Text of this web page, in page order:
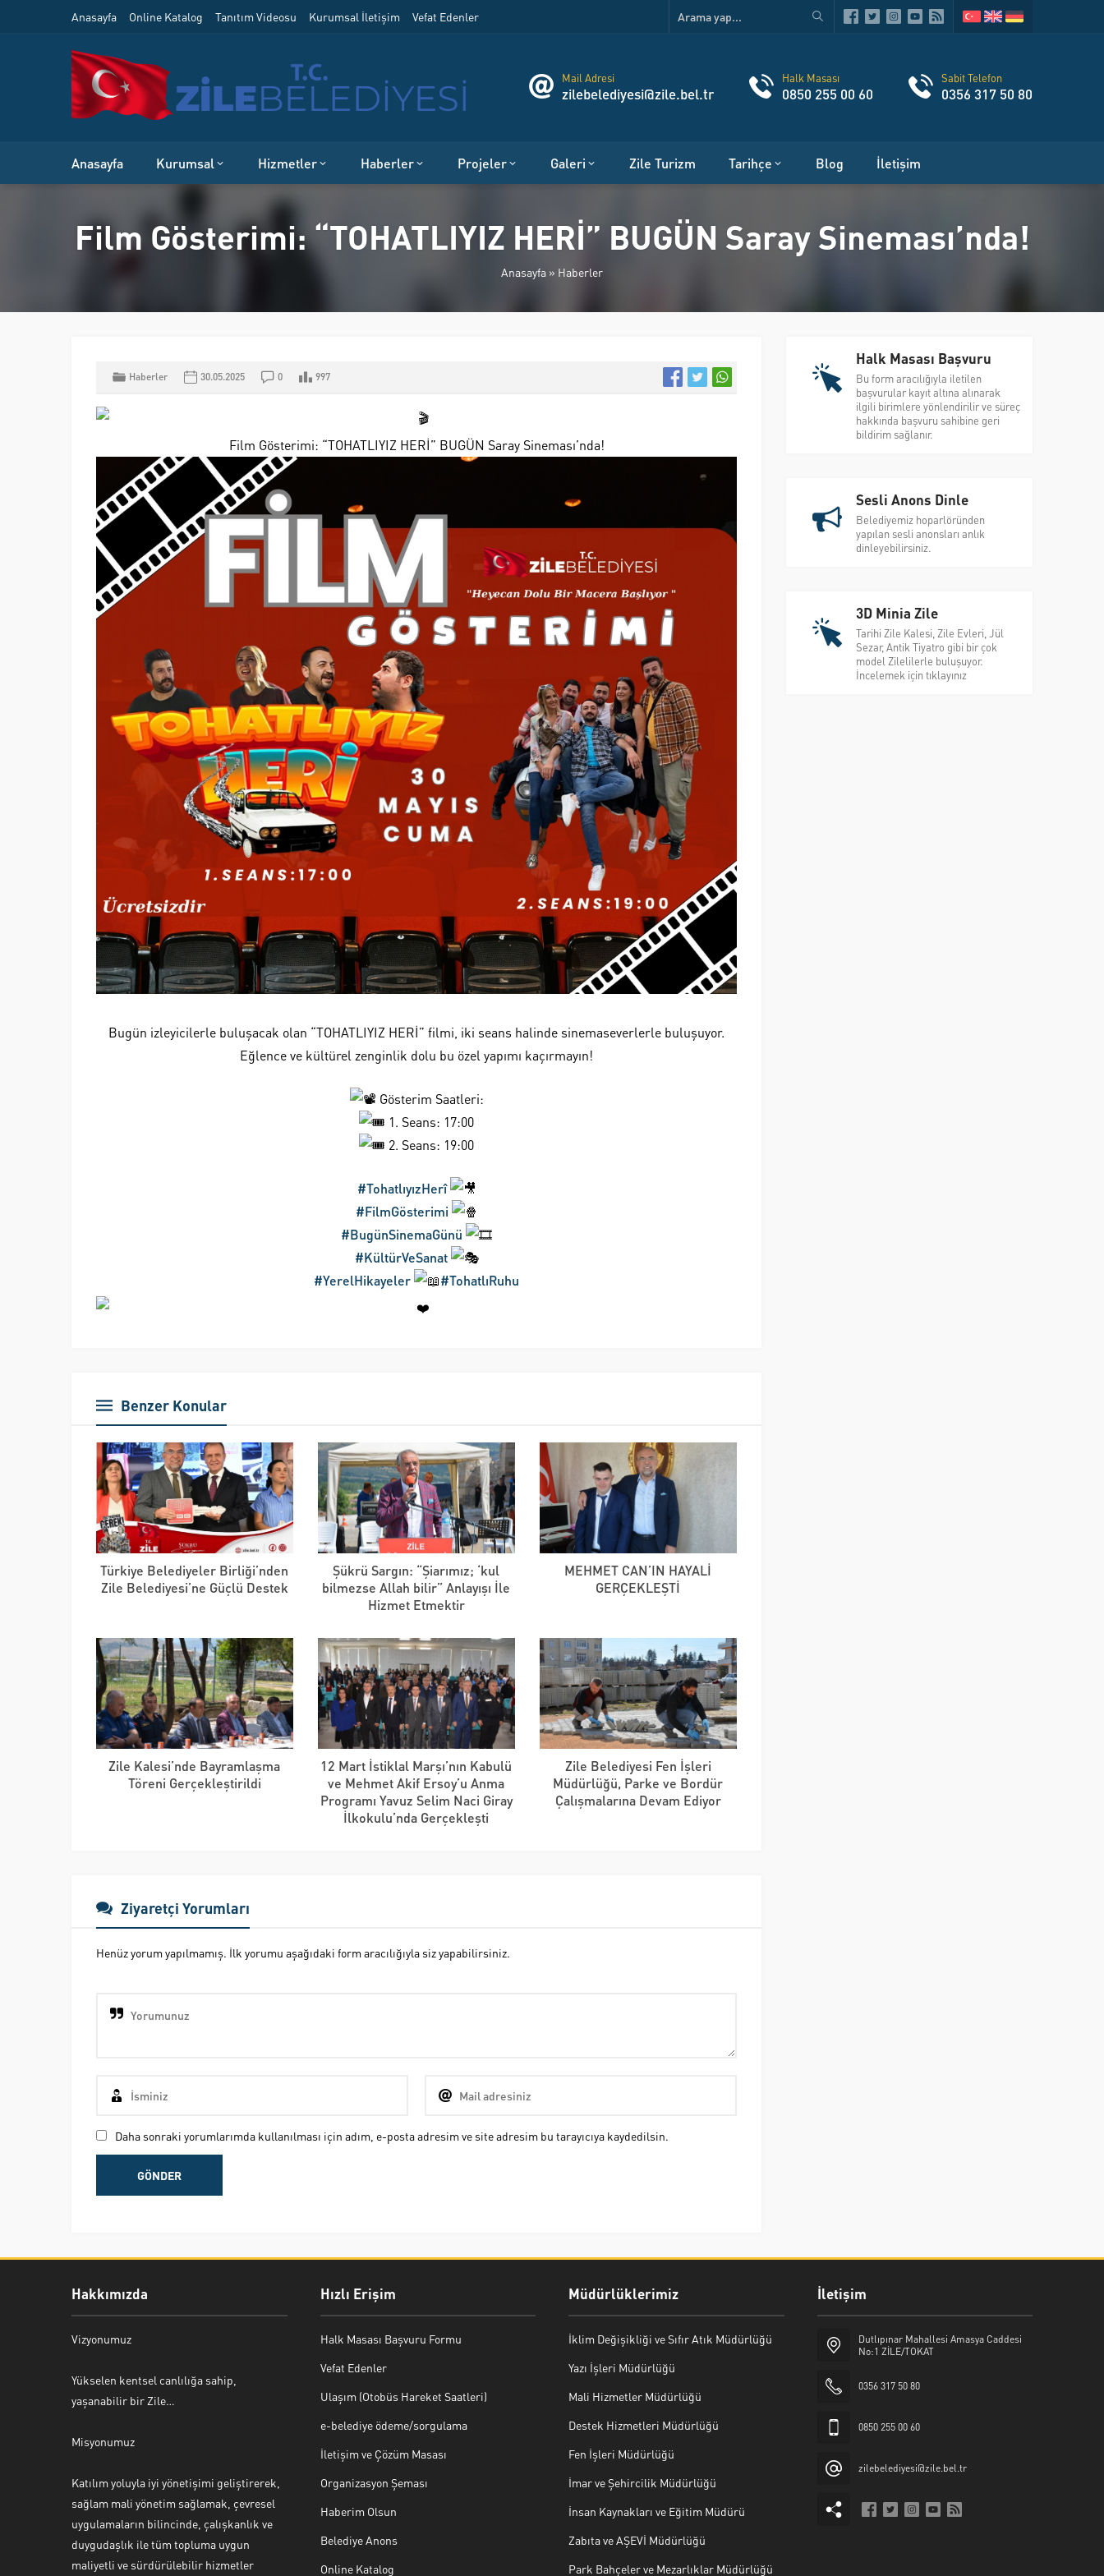
Anasayfa Online Katalog Tanıtım Videosu Kurumsal İletişim Vefat Edenler
Mail Adresi
zilebelediyesi@zile.bel.tr
Halk Masası
0850 255 00 60
Sabit Telefon
0356 317 50 80
Anasayfa Kurumsal Hizmetler Haberler Projeler Galeri Zile Turizm Tarihçe Blog İletişim
Film Gösterimi: “TOHATLIYIZ HERİ” BUGÜN Saray Sineması’nda!
Anasayfa » Haberler
Haberler 30.05.2025 0 997
Film Gösterimi: “TOHATLIYIZ HERİ” BUGÜN Saray Sineması’nda!
Bugün izleyicilerle buluşacak olan “TOHATLIYIZ HERİ” filmi, iki seans halinde sinemaseverlerle buluşuyor.
Eğlence ve kültürel zenginlik dolu bu özel yapımı kaçırmayın!
Gösterim Saatleri:
1. Seans: 17:00
2. Seans: 19:00
#TohatlıyızHerî
#FilmGösterimi
#BugünSinemaGünü
#KültürVeSanat
#YerelHikayeler
#TohatlıRuhu
Benzer Konular
Türkiye Belediyeler Birliği’nden
Zile Belediyesi’ne Güçlü Destek
Şükrü Sargın: “Şiarımız; ‘kul
bilmezse Allah bilir” Anlayışı İle
Hizmet Etmektir
MEHMET CAN’IN HAYALİ
GERÇEKLEŞTİ
Zile Kalesi’nde Bayramlaşma
Töreni Gerçekleştirildi
12 Mart İstiklal Marşı’nın Kabulü
ve Mehmet Akif Ersoy’u Anma
Programı Yavuz Selim Naci Giray
İlkokulu’nda Gerçekleşti
Zile Belediyesi Fen İşleri
Müdürlüğü, Parke ve Bordür
Çalışmalarına Devam Ediyor
Ziyaretçi Yorumları
Henüz yorum yapılmamış. İlk yorumu aşağıdaki form aracılığıyla siz yapabilirsiniz.
Daha sonraki yorumlarımda kullanılması için adım, e-posta adresim ve site adresim bu tarayıcıya kaydedilsin.
Halk Masası Başvuru
Bu form aracılığıyla iletilen
başvurular kayıt altına alınarak
ilgili birimlere yönlendirilir ve süreç
hakkında başvuru sahibine geri
bildirim sağlanır.
Sesli Anons Dinle
Belediyemiz hoparlöründen
yapılan sesli anonsları anlık
dinleyebilirsiniz.
3D Minia Zile
Tarihi Zile Kalesi, Zile Evleri, Jül
Sezar, Antik Tiyatro gibi bir çok
model Zilelilerle buluşuyor.
İncelemek için tıklayınız
Hakkımızda
Vizyonumuz
Yükselen kentsel canlılığa sahip,
yaşanabilir bir Zile…
Misyonumuz
Katılım yoluyla iyi yönetişimi geliştirerek,
sağlam mali yönetim sağlamak, çevresel
uygulamaların bilincinde, çalışkanlık ve
duygudaşlık ile tüm topluma uygun
maliyetli ve sürdürülebilir hizmetler
Hızlı Erişim
Halk Masası Başvuru Formu
Vefat Edenler
Ulaşım (Otobüs Hareket Saatleri)
e-belediye ödeme/sorgulama
İletişim ve Çözüm Masası
Organizasyon Şeması
Haberim Olsun
Belediye Anons
Online Katalog
Müdürlüklerimiz
İklim Değişikliği ve Sıfır Atık Müdürlüğü
Yazı İşleri Müdürlüğü
Mali Hizmetler Müdürlüğü
Destek Hizmetleri Müdürlüğü
Fen İşleri Müdürlüğü
İmar ve Şehircilik Müdürlüğü
İnsan Kaynakları ve Eğitim Müdürü
Zabıta ve AŞEVİ Müdürlüğü
Park Bahçeler ve Mezarlıklar Müdürlüğü
İletişim
Dutlıpınar Mahallesi Amasya Caddesi
No:1 ZİLE/TOKAT
0356 317 50 80
0850 255 00 60
zilebelediyesi@zile.bel.tr